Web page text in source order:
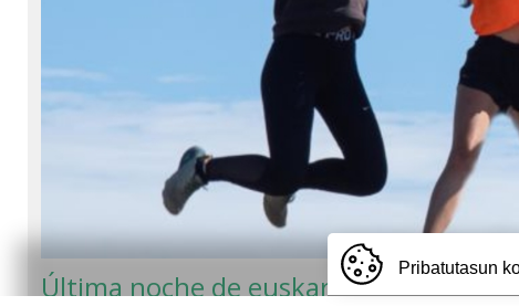
Última noche de euskarabentura en
Pribatutasun